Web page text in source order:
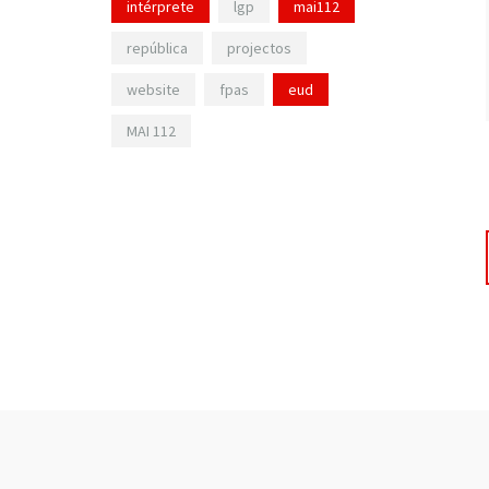
intérprete lgp mai112
república projectos
website fpas eud
MAI 112